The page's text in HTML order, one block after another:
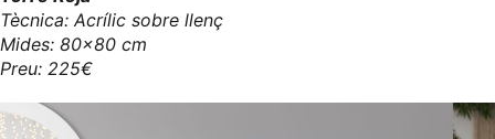
Tècnica: Acrílic sobre llenç
Mides: 80x80 cm
Preu: 225€